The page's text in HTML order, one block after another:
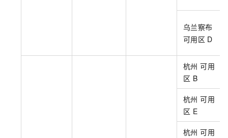
乌兰察布
可用区 D
杭州 可用
区 B
杭州 可用
区 E
杭州 可用